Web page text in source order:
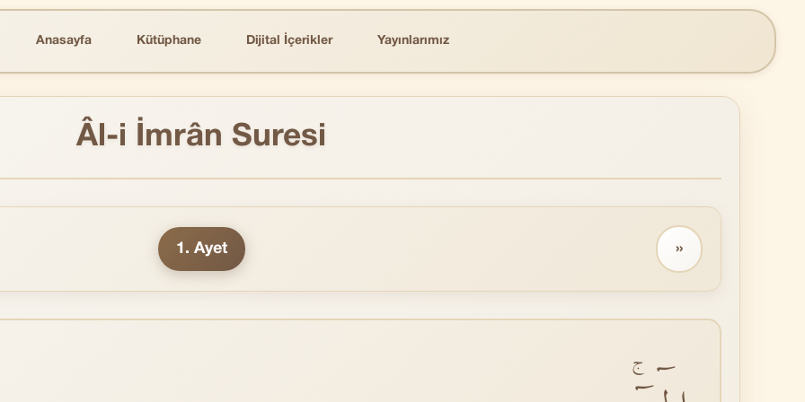
Anasayfa Kütüphane Dijital İçerikler Yayınlarımız
Âl-i İmrân Suresi
1. Ayet ››